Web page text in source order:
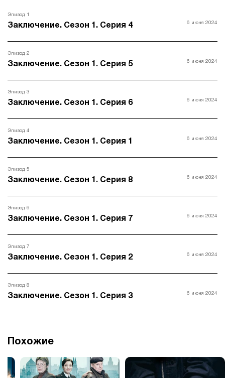
Эпизод 1
Заключение. Сезон 1. Серия 4 6 июня 2024
Эпизод 2
Заключение. Сезон 1. Серия 5 6 июня 2024
Эпизод 3
Заключение. Сезон 1. Серия 6 6 июня 2024
Эпизод 4
Заключение. Сезон 1. Серия 1 6 июня 2024
Эпизод 5
Заключение. Сезон 1. Серия 8 6 июня 2024
Эпизод 6
Заключение. Сезон 1. Серия 7 6 июня 2024
Эпизод 7
Заключение. Сезон 1. Серия 2 6 июня 2024
Эпизод 8
Заключение. Сезон 1. Серия 3 6 июня 2024
Похожие